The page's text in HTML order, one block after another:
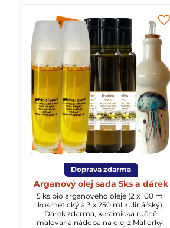
Doprava zdarma
Arganový olej sada 5ks a dárek
5 ks bio arganového oleje (2 x 100 ml
kosmetický a 3 x 250 ml kulinářský).
Dárek zdarma, keramická ručně
malovaná nádoba na olej z Mallorky.